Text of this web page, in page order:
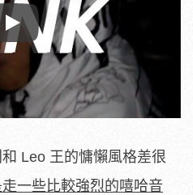
Play
Leo 王的慵懶風格差很
一些比較強烈的嘻哈音